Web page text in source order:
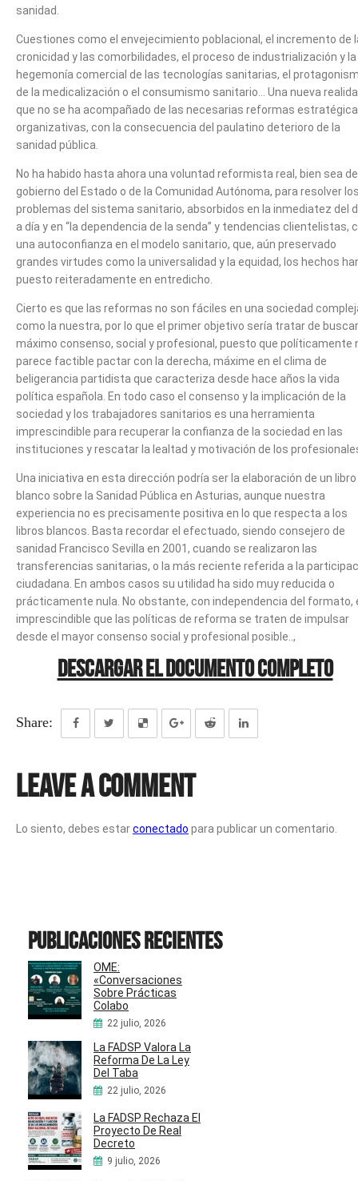
sanidad.
Cuestiones como el envejecimiento poblacional, el incremento de
cronicidad y las comorbilidades, el proceso de industrialización y la
hegemonía comercial de las tecnologías sanitarias, el
de la medicalización o el consumismo sanitario… Una nueva
que no se ha acompañado de las necesarias reformas
organizativas, con la consecuencia del paulatino deterioro de la
sanidad pública.
No ha habido hasta ahora una voluntad reformista real, bien sea
gobierno del Estado o de la Comunidad Autónoma, para resolver
problemas del sistema sanitario, absorbidos en la inmediatez del
a día y en “la dependencia de la senda” y tendencias clientelistas,
una autoconfianza en el modelo sanitario, que, aún preservado
grandes virtudes como la universalidad y la equidad, los hechos
puesto reiteradamente en entredicho.
Cierto es que las reformas no son fáciles en una sociedad
como la nuestra, por lo que el primer objetivo sería tratar de
máximo consenso, social y profesional, puesto que políticamente
parece factible pactar con la derecha, máxime en el clima de
beligerancia partidista que caracteriza desde hace años la vida
política española. En todo caso el consenso y la implicación de la
sociedad y los trabajadores sanitarios es una herramienta
imprescindible para recuperar la confianza de la sociedad en las
instituciones y rescatar la lealtad y motivación de los
Una iniciativa en esta dirección podría ser la elaboración de un libro
blanco sobre la Sanidad Pública en Asturias, aunque nuestra
experiencia no es precisamente positiva en lo que respecta a los
libros blancos. Basta recordar el efectuado, siendo consejero de
sanidad Francisco Sevilla en 2001, cuando se realizaron las
transferencias sanitarias, o la más reciente referida a la
ciudadana. En ambos casos su utilidad ha sido muy reducida o
prácticamente nula. No obstante, con independencia del formato,
imprescindible que las políticas de reforma se traten de impulsar
desde el mayor consenso social y profesional posible..,
DESCARGAR EL DOCUMENTO COMPLETO
Share:
Leave a Comment
Lo siento, debes estarconectado para publicar un comentario.
Publicaciones recientes
OME:
«Conversaciones
Sobre Prácticas
Colabo
22 julio, 2026
La FADSP Valora La
Reforma De La Ley
Del Taba
22 julio, 2026
La FADSP Rechaza El
Proyecto De Real
Decreto
9 julio, 2026